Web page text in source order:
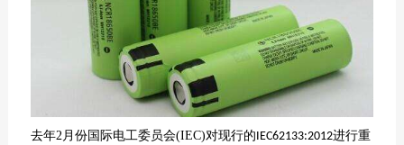
去年2 月份国际电工委员会(IEC)对现行的 IEC62133:2012进行重